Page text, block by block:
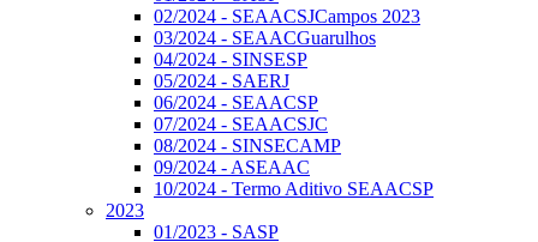
02/2024 - SEAACSJCampos 2023
03/2024 - SEAACGuarulhos
04/2024 - SINSESP
05/2024 - SAERJ
06/2024 - SEAACSP
07/2024 - SEAACSJC
08/2024 - SINSECAMP
09/2024 - ASEAAC
10/2024 - Termo Aditivo SEAACSP
2023
01/2023 - SASP